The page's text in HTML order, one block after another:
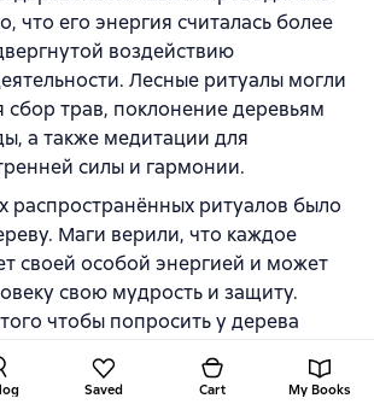
Saved Cart My Books
что его энергия считалась более
воздействию
Лесные ритуалы могли
сбор трав, поклонение деревьям
а также медитации для
силы и гармонии.
распространённых ритуалов было
Маги верили, что каждое
своей особой энергией и может
свою мудрость и защиту.
чтобы попросить у дерева
обнимал его ствол, тихо шепча
и просьбы. Такие ритуалы